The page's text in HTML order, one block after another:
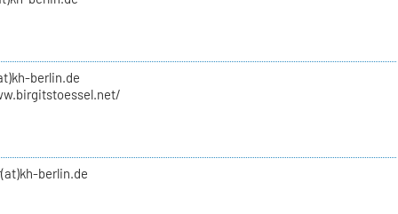
berlin.de
berlin.de